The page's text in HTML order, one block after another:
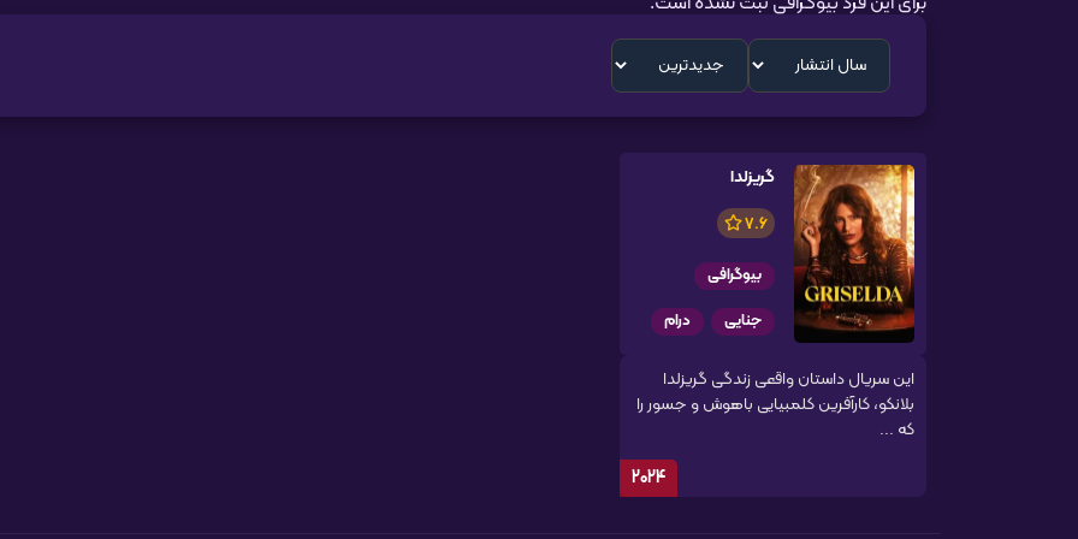
گریزلدا
7.6
بیوگرافی
جنایی
درام
این سریال داستان واقعی زندگی گریزلدا
بلانکو، کارآفرین کلمبیایی باهوش و جسور را
که ...
2024